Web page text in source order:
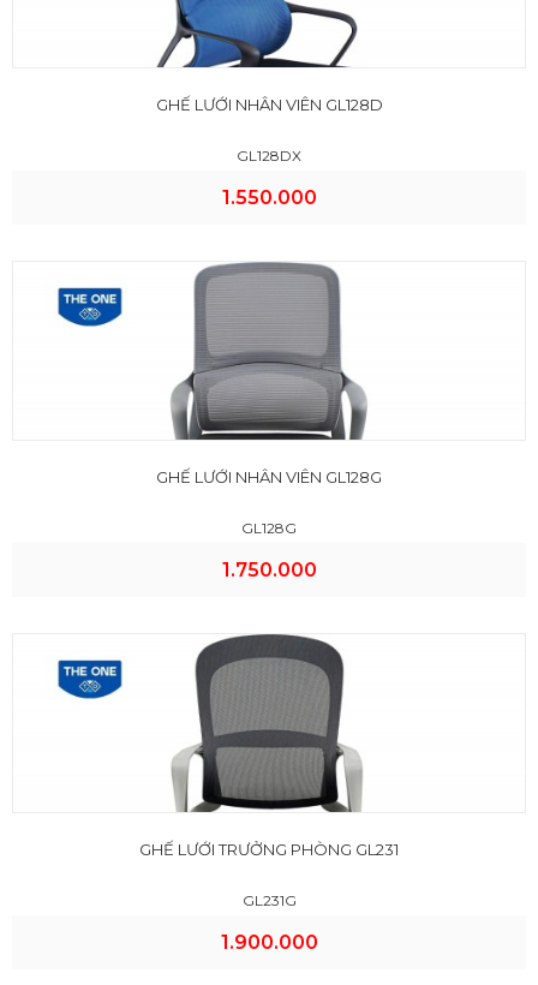
GHẾ LƯỚI NHÂN VIÊN GL128D
GL128DX
1.550.000
GHẾ LƯỚI NHÂN VIÊN GL128G
GL128G
1.750.000
GHẾ LƯỚI TRƯỞNG PHÒNG GL231
GL231G
1.900.000